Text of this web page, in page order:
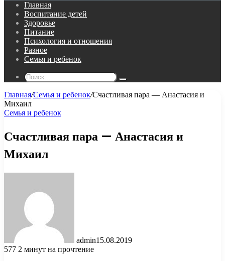
Главная
Воспитание детей
Здоровье
Питание
Психология и отношения
Разное
Семья и ребенок
Поиск...
Главная/Семья и ребенок/Счастливая пара — Анастасия и
Михаил
Семья и ребенок
Счастливая пара — Анастасия и
Михаил
admin15.08.2019
577 2 минут на прочтение